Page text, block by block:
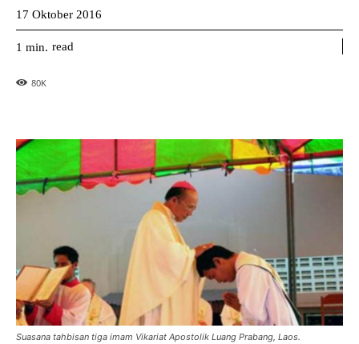
17 Oktober 2016
1 min. read
80K
Suasana tahbisan tiga imam Vikariat Apostolik Luang Prabang, Laos.